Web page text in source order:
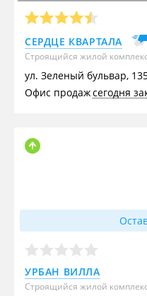
СЕРДЦЕ КВАРТАЛА
Строящийся жилой комплекс
ул. Зеленый бульвар,
Офис продажсегодня
УРБАН ВИЛЛА
Строящийся жилой комплекс